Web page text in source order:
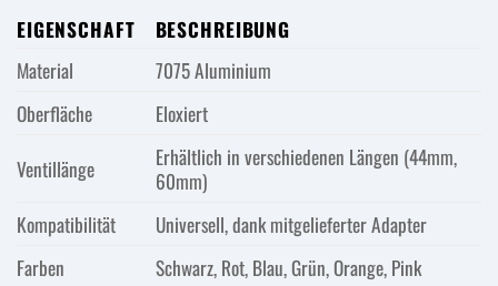
EIGENSCHAFT
BESCHREIBUNG
Material
7075 Aluminium
Oberfläche
Eloxiert
Ventillänge
Erhältlich in verschiedenen Längen (44mm,
60mm)
Kompatibilität
Universell, dank mitgelieferter Adapter
Farben
Schwarz, Rot, Blau, Grün, Orange, Pink